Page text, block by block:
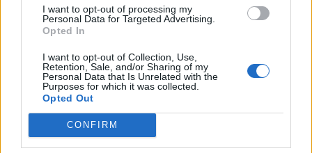
I want to opt-out of processing my
Personal Data for Targeted Advertising.
Opted In
I want to opt-out of Collection, Use,
Retention, Sale, and/or Sharing of my
Personal Data that Is Unrelated with the
Purposes for which it was collected.
Opted Out
CONFIRM